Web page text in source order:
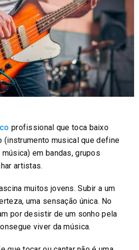
profissional que toca baixo
musical que define
em bandas, grupos
artistas.
muitos jovens. Subir a um
uma sensação única. No
por desistir de um sonho pela
viver da música.